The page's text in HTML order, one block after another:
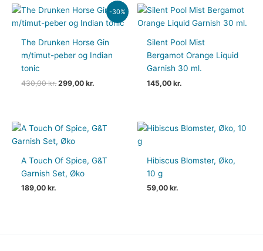
-30%
The Drunken Horse Gin
m/timut-peber og Indian
tonic
430,00kr.
Den
pris
430,00 kr..
299,00kr.
Den
aktuelle
pris
299,00 kr..
Silent Pool Mist
Bergamot Orange Liquid
Garnish 30 ml.
145,00kr.
A Touch Of Spice, G&T
Garnish Set, Øko
189,00kr.
Hibiscus Blomster, Øko,
10 g
59,00kr.